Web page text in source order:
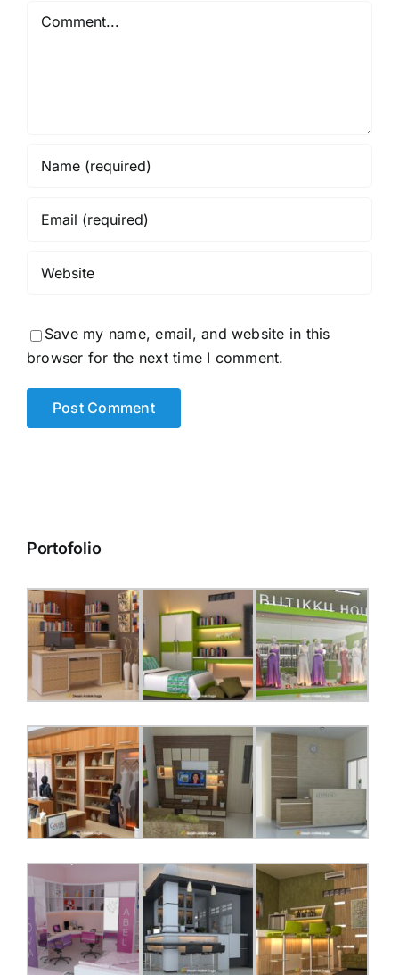
Comment
Save my name, email, and website in this
browser for the next time I comment.
Portofolio